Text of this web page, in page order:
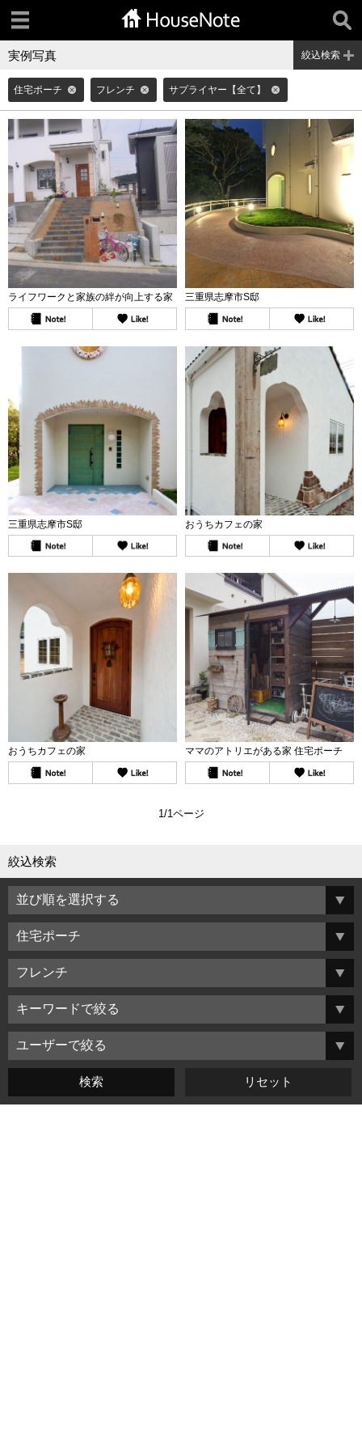
実例写真 絞込検索
住宅ポーチ フレンチ サプライヤー【全て】
ライフワークと家族の絆が向上する家 三重県志摩市S邸
三重県志摩市S邸 おうちカフェの家
おうちカフェの家 ママのアトリエがある家 住宅ポーチ
1/1ページ
絞込検索